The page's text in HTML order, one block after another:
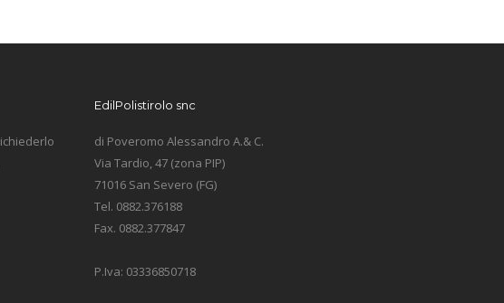
EdilPolistirolo snc
di Poveromo Alessandro A.& C.
Via Tardio, 47 (zona PIP)
71016 San Severo (FG)
Tel. 0882.376188
Fax. 0882.377847
P.Iva: 03336850718